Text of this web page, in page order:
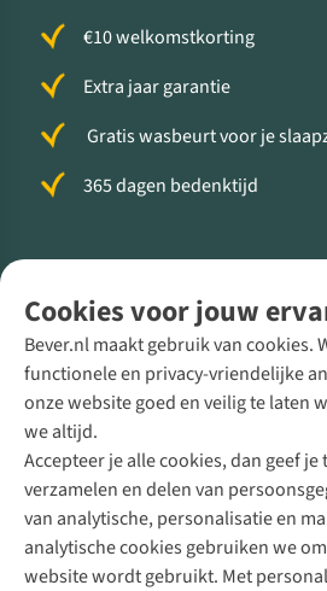
Cookies voor jouw
Bever.nl maakt gebruik van cookies.
functionele en privacy-vriendelijke
onze website goed en veilig te laten
we altijd.
Accepteer je alle cookies, dan geef
verzamelen en delen van
van analytische, personalisatie en
analytische cookies gebruiken we
website wordt gebruikt. Met
€10 welkomstkorting
Extra jaar garantie
Gratis wasbeurt voor je
365 dagen bedenktijd
Direct advies van een
+31 (0)85 888 50 88
+31 6 12 28 49 80
Contactformulier